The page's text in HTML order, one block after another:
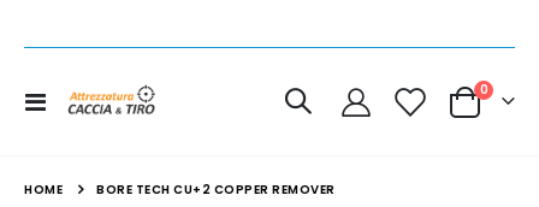
Toggle
Cart
0
HOME BORE TECH CU+2 COPPER REMOVER